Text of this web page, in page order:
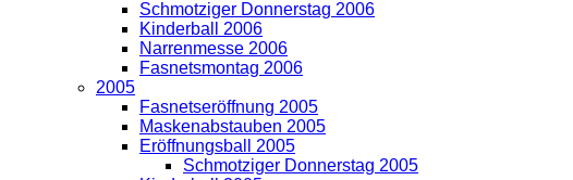
Schmotziger Donnerstag 2006
Kinderball 2006
Narrenmesse 2006
Fasnetsmontag 2006
2005
Fasnetseröffnung 2005
Maskenabstauben 2005
Eröffnungsball 2005
Schmotziger Donnerstag 2005